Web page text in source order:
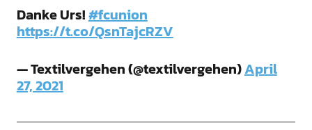
Danke Urs!#fcunion
https://t.co/QsnTajcRZV
— Textilvergehen (@textilvergehen)April
27, 2021